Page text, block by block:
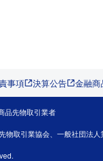
事項 決算公告 金融
品先物取引業者
物取引業協会、一般社団法